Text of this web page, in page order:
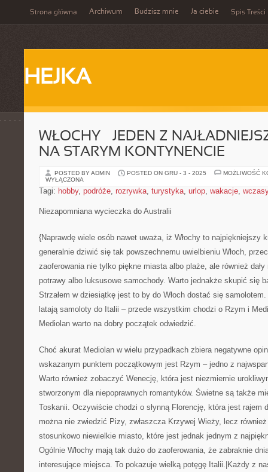
Strona główna Archiwum Budzisz mnie Ja ciebie Spis Treści
HEJKA
WŁOCHY – JEDEN Z
NA STARYM KONTYNENCIE
POSTED BY ADMIN POSTED ON GRU - 3 - 2025
MOŻLIWOŚĆ
WYŁĄCZONA
Tagi: hobby, podróże, rozrywka, turystyka, urlop, wakacje,
Niezapomniana wycieczka do Australii
{Naprawdę wiele osób nawet uważa, iż Włochy to najpiękniejszy
generalnie dziwić się tak powszechnemu uwielbieniu Włoch,
zaoferowania nie tylko piękne miasta albo plaże, ale również
potrawy albo luksusowe samochody. Warto jednakże skupić się
Strzałem w dziesiątkę jest to by do Włoch dostać się
latają samoloty do Italii – przede wszystkim chodzi o Rzym i
Mediolan warto na dobry początek odwiedzić.
Choć akurat Mediolan w wielu przypadkach zbiera negatywne
wskazanym punktem początkowym jest Rzym – jedno z
Warto również zobaczyć Wenecję, która jest niezmiernie
stworzonym dla niepoprawnych romantyków. Świetne są także
Toskanii. Oczywiście chodzi o słynną Florencję, która jest rajem
można nie zwiedzić Pizy, zwłaszcza Krzywej Wieży, lecz
stosunkowo niewielkie miasto, które jest jednak jednym z
Ogólnie Włochy mają tak dużo do zaoferowania, że zabraknie
interesujące miejsca. To pokazuje wielką potęgę Italii.|Każdy z